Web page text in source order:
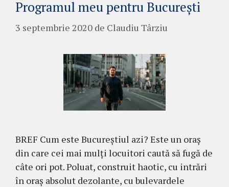
Programul meu pentru București
3 septembrie 2020 de Claudiu Târziu
BREF Cum este Bucureștiul azi? Este un oraș
din care cei mai mulți locuitori caută să fugă de
câte ori pot. Poluat, construit haotic, cu intrări
în oraș absolut dezolante, cu bulevardele